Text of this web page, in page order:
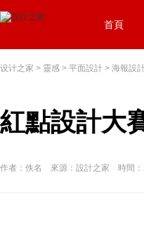
首頁
设计之家 > 靈感 > 平面設計 > 海報設
紅點設計大
作者：佚名 來源：設計之家 時間：